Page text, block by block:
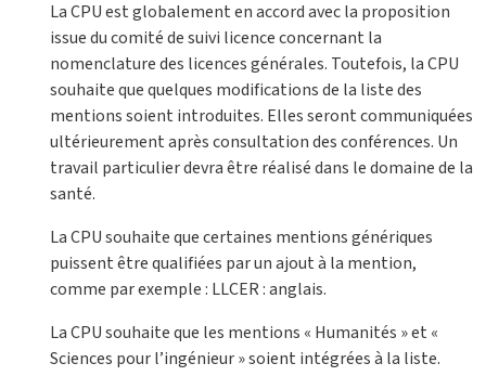
La CPU est globalement en accord avec la proposition
issue du comité de suivi licence concernant la
nomenclature des licences générales. Toutefois, la CPU
souhaite que quelques modifications de la liste des
mentions soient introduites. Elles seront communiquées
ultérieurement après consultation des conférences. Un
travail particulier devra être réalisé dans le domaine de la
santé.
La CPU souhaite que certaines mentions génériques
puissent être qualifiées par un ajout à la mention,
comme par exemple : LLCER : anglais.
La CPU souhaite que les mentions « Humanités » et «
Sciences pour l’ingénieur » soient intégrées à la liste.